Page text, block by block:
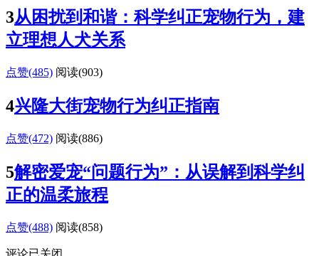
3从困扰到和谐：科学纠正宠物行为，建
立理想人犬关系
点赞(485) 阅读(903)
4兴隆大街宠物行为纠正指南
点赞(472) 阅读(886)
5解密爱宠“问题行为”：从误解到科学纠
正的温柔旅程
点赞(488) 阅读(858)
评论已关闭